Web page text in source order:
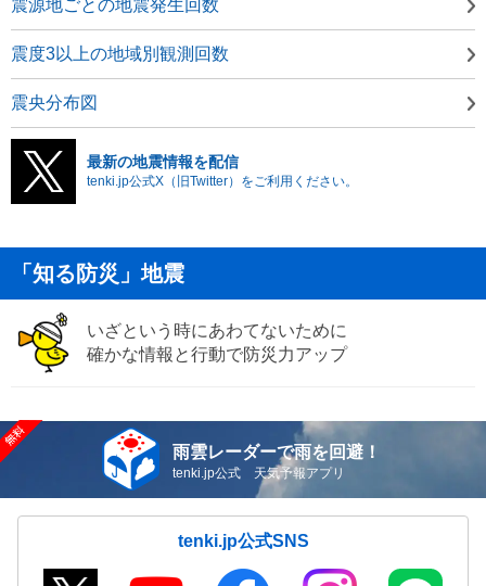
震源地ごとの地震発生回数
震度3以上の地域別観測回数
震央分布図
最新の地震情報を配信
tenki.jp公式X（旧Twitter）をご利用ください。
「知る防災」地震
いざという時にあわてないために
確かな情報と行動で防災力アップ
雨雲レーダーで雨を回避！
tenki.jp公式 天気予報アプリ
tenki.jp公式SNS